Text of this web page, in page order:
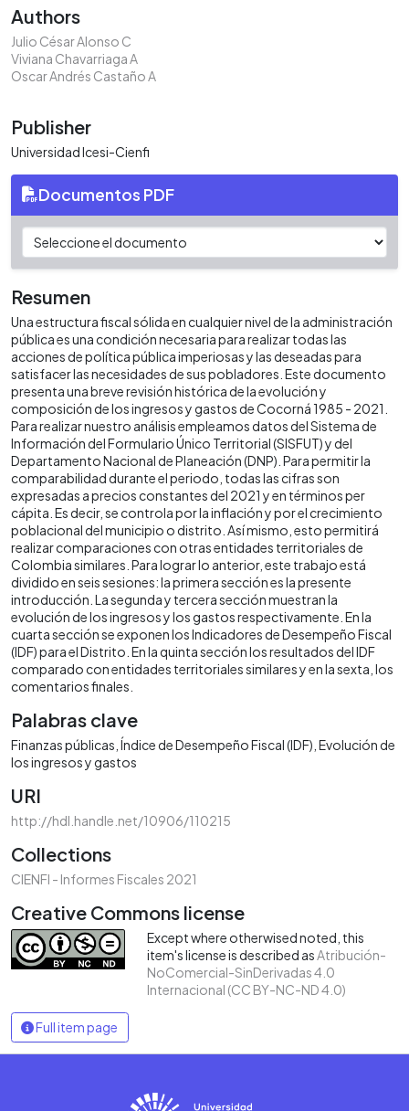
Authors
Julio César Alonso C
Viviana Chavarriaga A
Oscar Andrés Castaño A
Publisher
Universidad Icesi-Cienfi
Documentos PDF
Resumen
Una estructura fiscal sólida en cualquier nivel de la administración
pública es una condición necesaria para realizar todas las
acciones de política pública imperiosas y las deseadas para
satisfacer las necesidades de sus pobladores. Este documento
presenta una breve revisión histórica de la evolución y
composición de los ingresos y gastos de Cocorná 1985 - 2021.
Para realizar nuestro análisis empleamos datos del Sistema de
Información del Formulario Único Territorial (SISFUT) y del
Departamento Nacional de Planeación (DNP). Para permitir la
comparabilidad durante el periodo, todas las cifras son
expresadas a precios constantes del 2021 y en términos per
cápita. Es decir, se controla por la inflación y por el crecimiento
poblacional del municipio o distrito. Así mismo, esto permitirá
realizar comparaciones con otras entidades territoriales de
Colombia similares. Para lograr lo anterior, este trabajo está
dividido en seis sesiones: la primera sección es la presente
introducción. La segunda y tercera sección muestran la
evolución de los ingresos y los gastos respectivamente. En la
cuarta sección se exponen los Indicadores de Desempeño Fiscal
(IDF) para el Distrito. En la quinta sección los resultados del IDF
comparado con entidades territoriales similares y en la sexta, los
comentarios finales.
Palabras clave
Finanzas públicas Índice de Desempeño Fiscal (IDF) Evolución de
los ingresos y gastos
URI
http://hdl.handle.net/10906/110215
Collections
CIENFI - Informes Fiscales 2021
Creative Commons license
Except where otherwised noted, this
item's license is described asAtribución-
NoComercial-SinDerivadas 4.0
Internacional (CC BY-NC-ND 4.0)
Full item page